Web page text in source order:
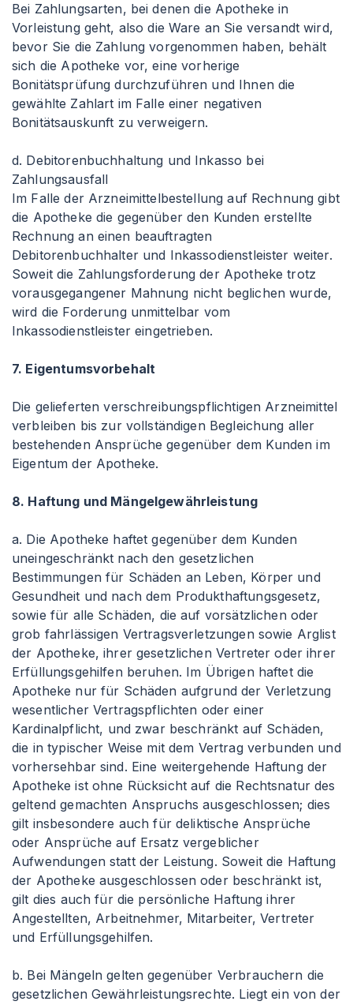
Bei Zahlungsarten, bei denen die Apotheke in
Vorleistung geht, also die Ware an Sie versandt wird,
bevor Sie die Zahlung vorgenommen haben, behält
sich die Apotheke vor, eine vorherige
Bonitätsprüfung durchzuführen und Ihnen die
gewählte Zahlart im Falle einer negativen
Bonitätsauskunft zu verweigern.
d. Debitorenbuchhaltung und Inkasso bei
Zahlungsausfall
Im Falle der Arzneimittelbestellung auf Rechnung gibt
die Apotheke die gegenüber den Kunden erstellte
Rechnung an einen beauftragten
Debitorenbuchhalter und Inkassodienstleister weiter.
Soweit die Zahlungsforderung der Apotheke trotz
vorausgegangener Mahnung nicht beglichen wurde,
wird die Forderung unmittelbar vom
Inkassodienstleister eingetrieben.
7. Eigentumsvorbehalt
Die gelieferten verschreibungspflichtigen Arzneimittel
verbleiben bis zur vollständigen Begleichung aller
bestehenden Ansprüche gegenüber dem Kunden im
Eigentum der Apotheke.
8. Haftung und Mängelgewährleistung
a. Die Apotheke haftet gegenüber dem Kunden
uneingeschränkt nach den gesetzlichen
Bestimmungen für Schäden an Leben, Körper und
Gesundheit und nach dem Produkthaftungsgesetz,
sowie für alle Schäden, die auf vorsätzlichen oder
grob fahrlässigen Vertragsverletzungen sowie Arglist
der Apotheke, ihrer gesetzlichen Vertreter oder ihrer
Erfüllungsgehilfen beruhen. Im Übrigen haftet die
Apotheke nur für Schäden aufgrund der Verletzung
wesentlicher Vertragspflichten oder einer
Kardinalpflicht, und zwar beschränkt auf Schäden,
die in typischer Weise mit dem Vertrag verbunden und
vorhersehbar sind. Eine weitergehende Haftung der
Apotheke ist ohne Rücksicht auf die Rechtsnatur des
geltend gemachten Anspruchs ausgeschlossen; dies
gilt insbesondere auch für deliktische Ansprüche
oder Ansprüche auf Ersatz vergeblicher
Aufwendungen statt der Leistung. Soweit die Haftung
der Apotheke ausgeschlossen oder beschränkt ist,
gilt dies auch für die persönliche Haftung ihrer
Angestellten, Arbeitnehmer, Mitarbeiter, Vertreter
und Erfüllungsgehilfen.
b. Bei Mängeln gelten gegenüber Verbrauchern die
gesetzlichen Gewährleistungsrechte. Liegt ein von der